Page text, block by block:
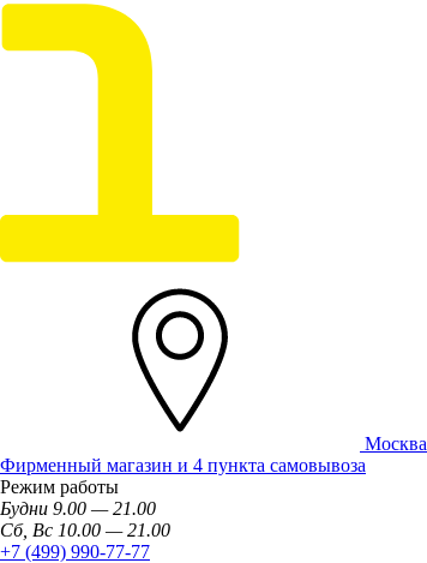
Москва
Фирменный магазин и 4 пункта самовывоза
Режим работы
Будни 9.00 — 21.00
Сб, Вс 10.00 — 21.00
+7 (499) 990-77-77